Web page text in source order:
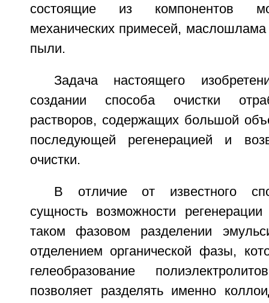
состоящие из компонентов
механических примесей, маслошлама
пыли.
Задача настоящего
создании способа очистки
растворов, содержащих большой
последующей регенерацией и
очистки.
В отличие от известного
сущность возможности
таком фазовом разделении
отделением органической фазы,
гелеобразование
позволяет разделять именно